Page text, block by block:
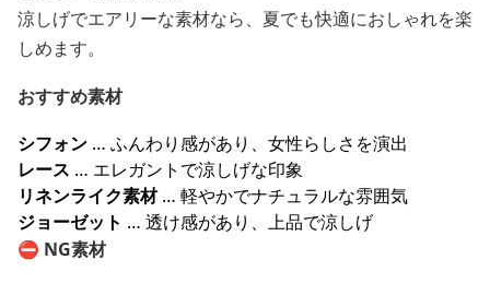
涼しげでエアリーな素材なら、夏でも快適におしゃれを楽
しめます。
おすすめ素材
シフォン … ふんわり感があり、女性らしさを演出
レース … エレガントで涼しげな印象
リネンライク素材… 軽やかでナチュラルな雰囲気
ジョーゼット … 透け感があり、上品で涼しげ
⛔ NG素材